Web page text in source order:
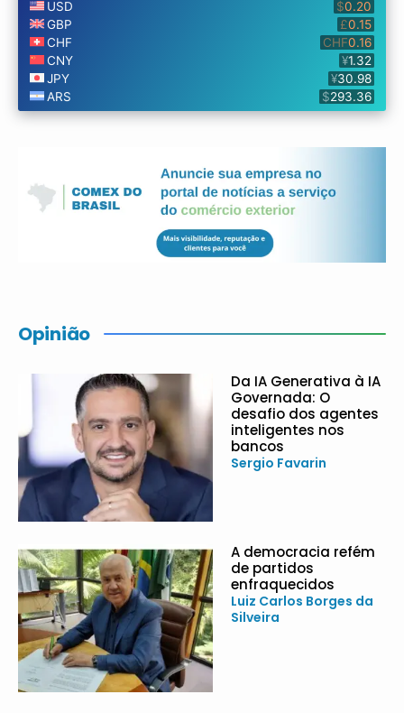
Opinião
Da IA Generativa à IA
Governada: O
desafio dos agentes
inteligentes nos
bancos
Sergio Favarin
A democracia refém
de partidos
enfraquecidos
Luiz Carlos Borges da
Silveira